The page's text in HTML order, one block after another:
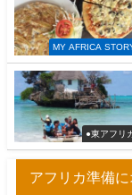
MY AFRICA
●東アフリ
アフリカ準備